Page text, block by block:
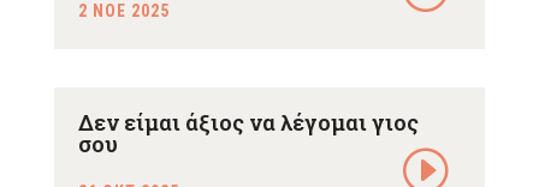
2 ΝΟΕ 2025
Δεν είμαι άξιος να λέγομαι γιος
σου